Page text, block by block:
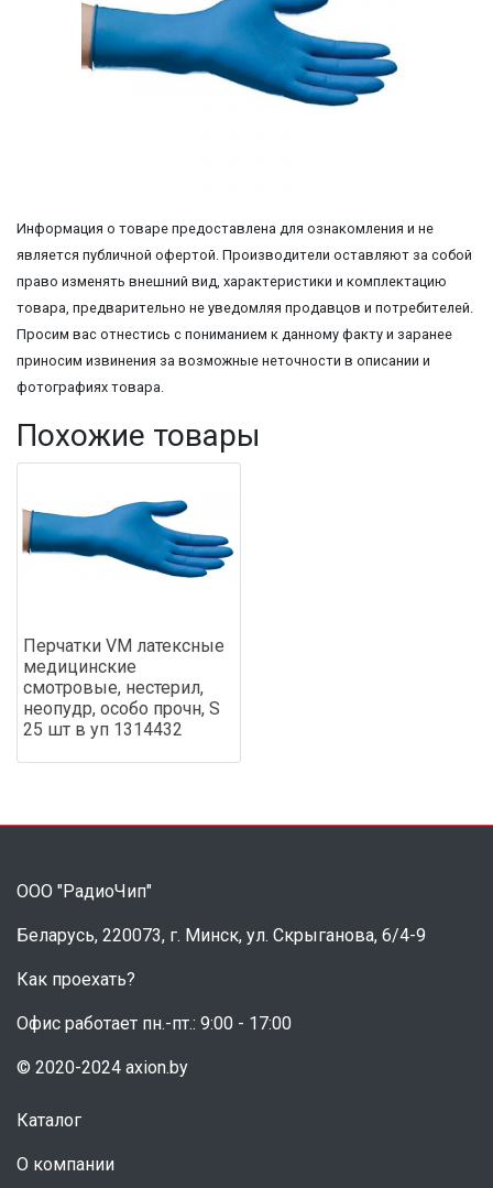
Информация о товаре предоставлена для ознакомления и не
является публичной офертой. Производители оставляют за собой
право изменять внешний вид, характеристики и комплектацию
товара, предварительно не уведомляя продавцов и потребителей.
Просим вас отнестись с пониманием к данному факту и заранее
приносим извинения за возможные неточности в описании и
фотографиях товара.
Похожие товары
Перчатки VM латексные
медицинские
смотровые, нестерил,
неопудр, особо прочн, S
25 шт в уп 1314432
ООО "РадиоЧип"
Беларусь, 220073, г. Минск, ул. Скрыганова, 6/4-9
Как проехать?
Офис работает пн.-пт.: 9:00 - 17:00
© 2020-2024 axion.by
Каталог
О компании